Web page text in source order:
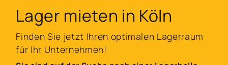
Lager mieten in Köln
Finden Sie jetzt Ihren optimalen Lagerraum
für Ihr Unternehmen!